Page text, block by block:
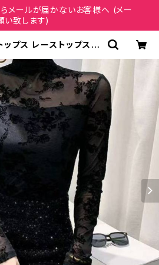
メールが届かないお客様へ (メー
い致します)
プス レーストップス ハ
ラック 大人上品 着痩せ
ナイトアウト デートコ
衣装 レディース ファッシ
| REIRSE レイ
代,40代 レディースフ
ッション 通販